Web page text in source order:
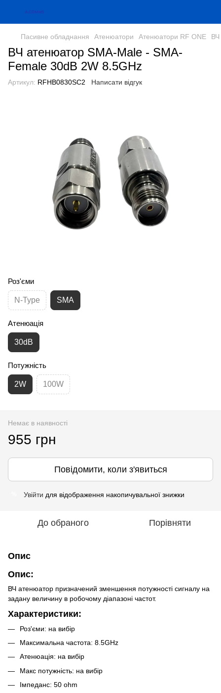
Пасивне обладнання Атенюатори Атенюатори RF ONE ВЧ
ВЧ атенюатор SMA-Male - SMA-
Female 30dB 2W 8.5GHz
Артикул: RFHB0830SC2 Написати відгук
Роз'єми
N-Type SMA
Атенюація
30dB
Потужність
2W 100W
Немає в наявності
955 грн
Повідомити, коли з'явиться
Увійти для відображення накопичувальної знижки
До обраного Порівняти
Опис
Опис:
ВЧ атенюатор призначений зменшення потужності сигналу на
задану величину в робочому діапазоні частот.
Характеристики:
Роз'єми: на вибір
Максимальна частота: 8.5GHz
Атенюація: на вибір
Макс потужність: на вибір
Імпеданс: 50 ohm